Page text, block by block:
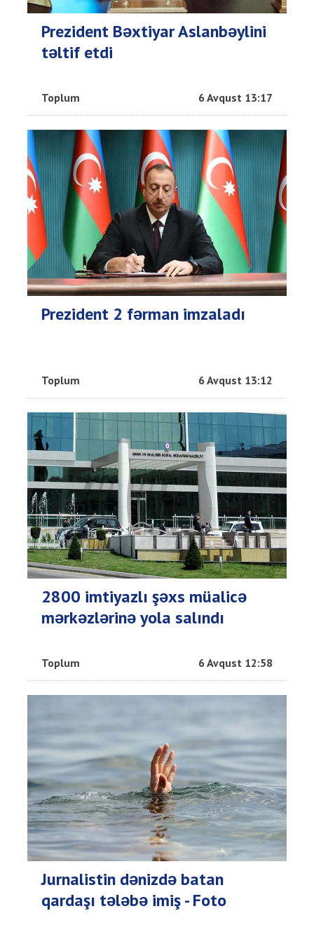
Prezident Bəxtiyar Aslanbəylini
təltif etdi
Toplum 6 Avqust 13:17
Prezident 2 fərman imzaladı
Toplum 6 Avqust 13:12
2800 imtiyazlı şəxs müalicə
mərkəzlərinə yola salındı
Toplum 6 Avqust 12:58
Jurnalistin dənizdə batan
qardaşı tələbə imiş - Foto